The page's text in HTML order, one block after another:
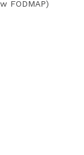
FODMAP)